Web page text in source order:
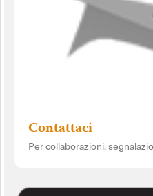
Contattaci
Per collaborazioni,